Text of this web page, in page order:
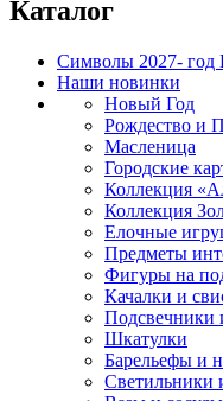
Каталог
Символы 2027-
Наши новинки
Новый Год
Рождество и
Масленица
Городские
Коллекция
Коллекция
Елочные
Предметы
Фигуры на
Качалки и
Подсвечники
Шкатулки
Барельефы и
Светильники